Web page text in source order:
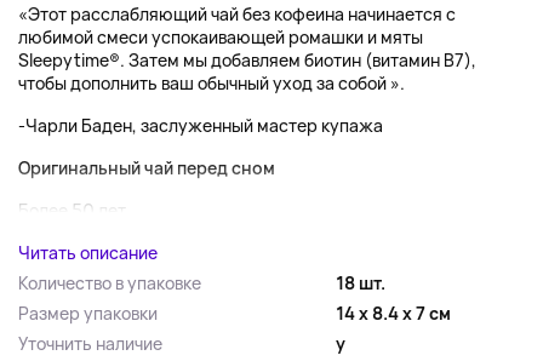
«Этот расслабляющий чай без кофеина начинается с
любимой смеси успокаивающей ромашки и мяты
Sleepytime®. Затем мы добавляем биотин (витамин B7),
чтобы дополнить ваш обычный уход за собой ».
-Чарли Баден, заслуженный мастер купажа
Оригинальный чай перед сном
Более 50 лет...
Читать описание
Количество в упаковке
18 шт.
Размер упаковки
14 x 8.4 x 7 см
Уточнить наличие
y